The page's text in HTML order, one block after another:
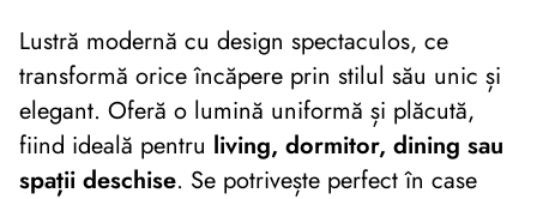
Lustră modernă cu design spectaculos, ce
transformă orice încăpere prin stilul său unic și
elegant. Oferă o lumină uniformă și plăcută,
fiind ideală pentru living, dormitor, dining sau
spații deschise. Se potrivește perfect în case